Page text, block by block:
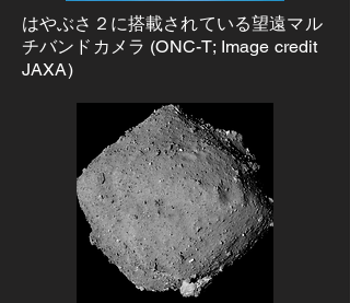
本研究室では、はやぶさ２に搭載され
ている光学航法カメラ群 (二つの広角
モノクロカメラ(ONC-W1, W2)と紫
遠7バンド多色カメラ(ONC-T);
Kameda et al., 2017)の開発と運用
から、科学データ解析までを行なって
います。
はやぶさ２が2018年6月にリュウグウ
に到着してから1年5ヶ月間、ONCは
小惑星の表面写真を撮り続けました。
はやぶさ２に搭載されている望遠マル
チバンドカメラ (ONC-T; Image credit
JAXA)